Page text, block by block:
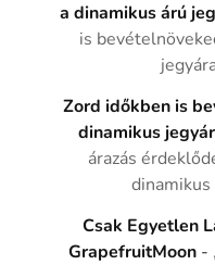
a dinamikus árú
is
Zord időkben is
dinamikus
árazás
dinamikus
Csak Egyetlen
GrapefruitMoon -